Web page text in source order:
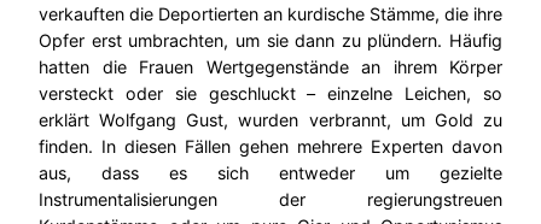
verkauften die Deportierten an kurdische Stämme, die ihre
Opfer erst umbrachten, um sie dann zu plündern. Häufig
hatten die Frauen Wertgegenstände an ihrem Körper
versteckt oder sie geschluckt – einzelne Leichen, so
erklärt Wolfgang Gust, wurden verbrannt, um Gold zu
finden. In diesen Fällen gehen mehrere Experten davon
aus, dass es sich entweder um gezielte
Instrumentalisierungen der regierungstreuen